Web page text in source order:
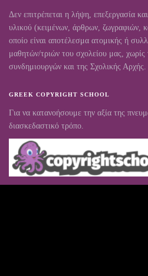
Δεν επιτρέπεται η λήψη, επεξεργασία
υλικού (κειμένων, άρθρων, ζωγραφιών,
οποίο είναι αποτέλεσμα ατομικής ή
μαθητών/τριών του σχολείου μας,
συνδημιουργών και της Σχολικής Αρχής.
GREEK COPYRIGHT SCHOOL
Για να κατανοήσουμε την αξία της
διασκεδαστικό τρόπο.